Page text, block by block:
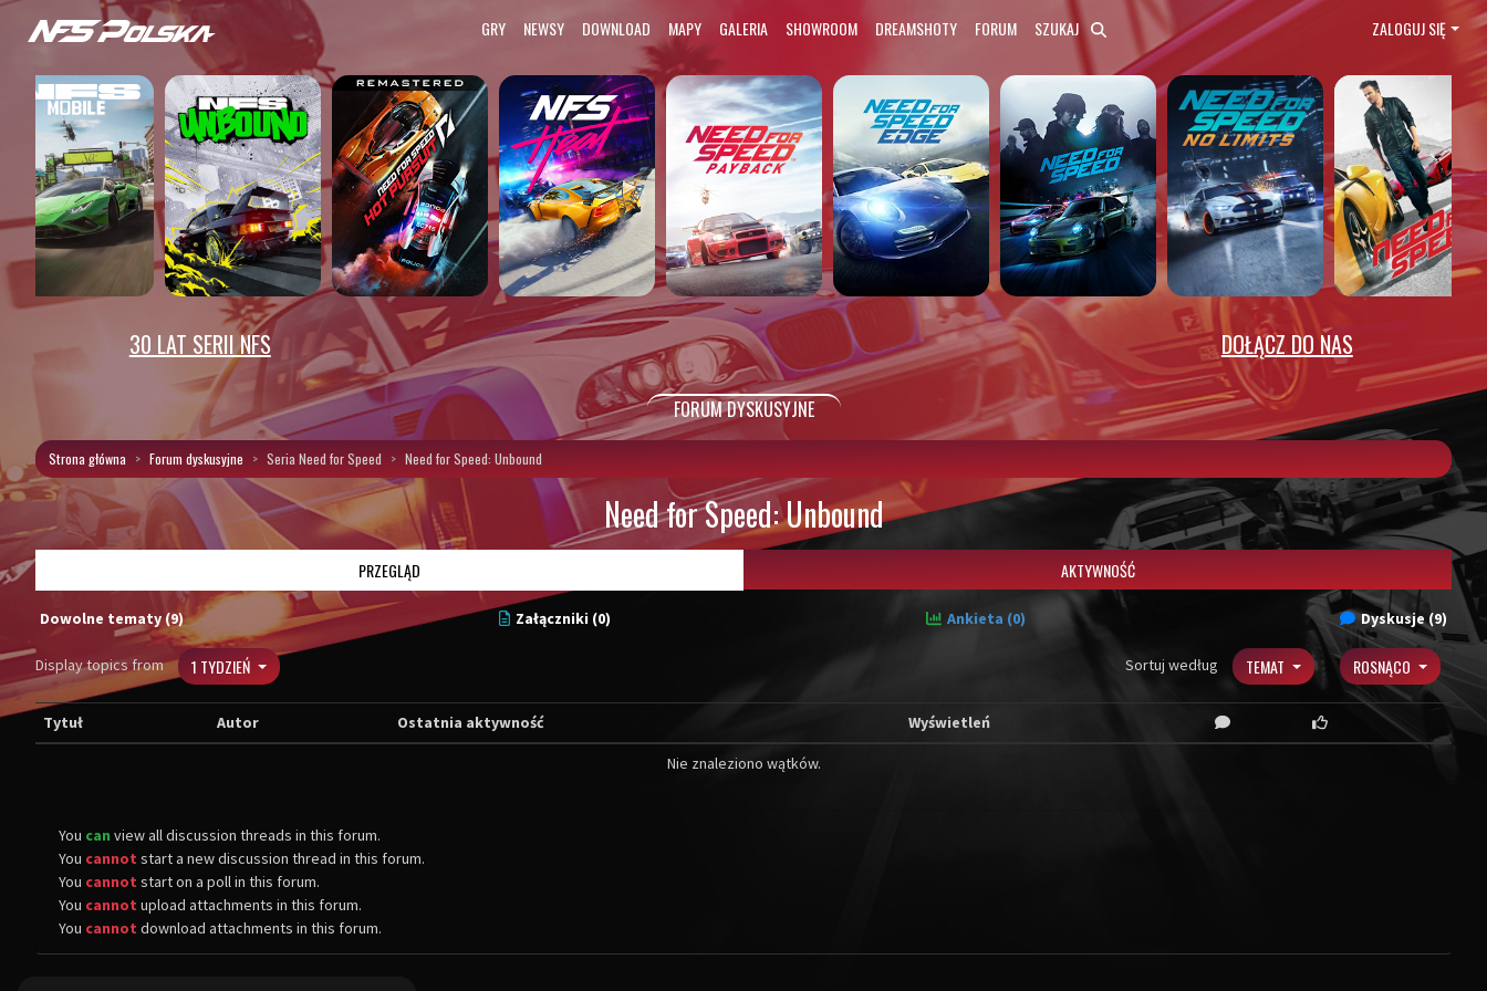
GRY NEWSY DOWNLOAD MAPY GALERIA SHOWROOM DREAMSHOTY FORUM SZUKAJ ZALOGUJ SIĘ
30 LAT SERII NFS DOŁĄCZ DO NAS
FORUM DYSKUSYJNE
Strona główna Forum dyskusyjne Seria Need for Speed Need for Speed: Unbound
Need for Speed: Unbound
PRZEGLĄD AKTYWNOŚĆ
Dowolne tematy (9) Załączniki (0) Ankieta (0) Dyskusje (9)
Display topics from 1 TYDZIEŃ Sortuj według TEMAT ROSNĄCO
Tytuł Autor Ostatnia aktywność Wyświetleń
Nie znaleziono wątków.
You can view all discussion threads in this forum.
You cannot start a new discussion thread in this forum.
You cannot start on a poll in this forum.
You cannot upload attachments in this forum.
You cannot download attachments in this forum.